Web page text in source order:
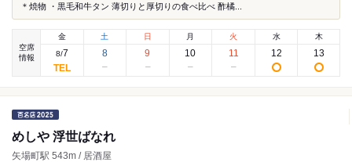
＊焼物 ・黒毛和牛タン 薄切りと厚切りの食べ比べ 酢橘...
空席
情報
金
8/7
土
8
日
9
月
10
火
11
水
12
木
13
めしや 浮世ばなれ
矢場町駅 543m / 居酒屋